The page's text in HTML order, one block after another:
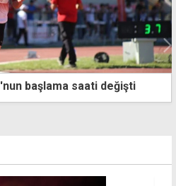
başlama saati değişti